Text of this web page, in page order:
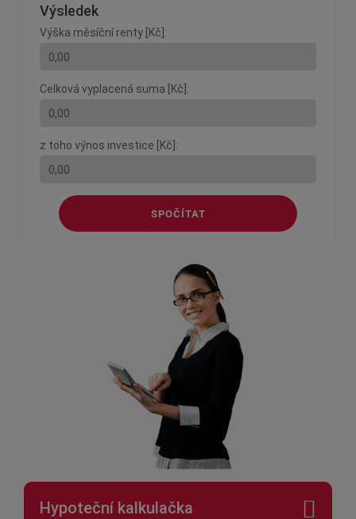
Výsledek
Výška měsíční renty [Kč]:
Celková vyplacená suma [Kč]:
z toho výnos investice [Kč]:
SPOČÍTAT
Hypoteční kalkulačka